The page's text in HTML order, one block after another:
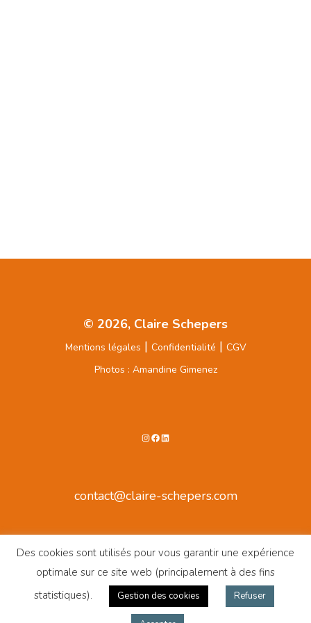
© 2026, Claire Schepers
Mentions légales | Confidentialité | CGV
Photos : Amandine Gimenez
Instagram
Facebook
LinkedIn
contact@claire-schepers.com
Des cookies sont utilisés pour vous garantir une expérience
optimale sur ce site web (principalement à des fins
statistiques).
Gestion des cookies Refuser